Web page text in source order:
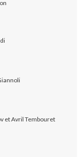
et Avril Tembouret